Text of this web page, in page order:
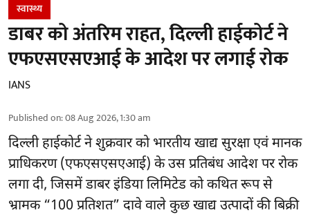
स्वास्थ्य
डाबर को अंतरिम राहत, दिल्ली हाईकोर्ट ने
एफएसएसएआई के आदेश पर लगाई रोक
IANS
Published on:08 Aug 2026, 1:30 am
दिल्ली हाईकोर्ट ने शुक्रवार को भारतीय खाद्य सुरक्षा एवं मानक
प्राधिकरण(एफएसएसएआई) के उस प्रतिबंध आदेश पर रोक
लगा दी, जिसमें डाबर इंडिया लिमिटेड को कथित रूप से
भ्रामक “100 प्रतिशत” दावे वाले कुछ खाद्य उत्पादों की बिक्री